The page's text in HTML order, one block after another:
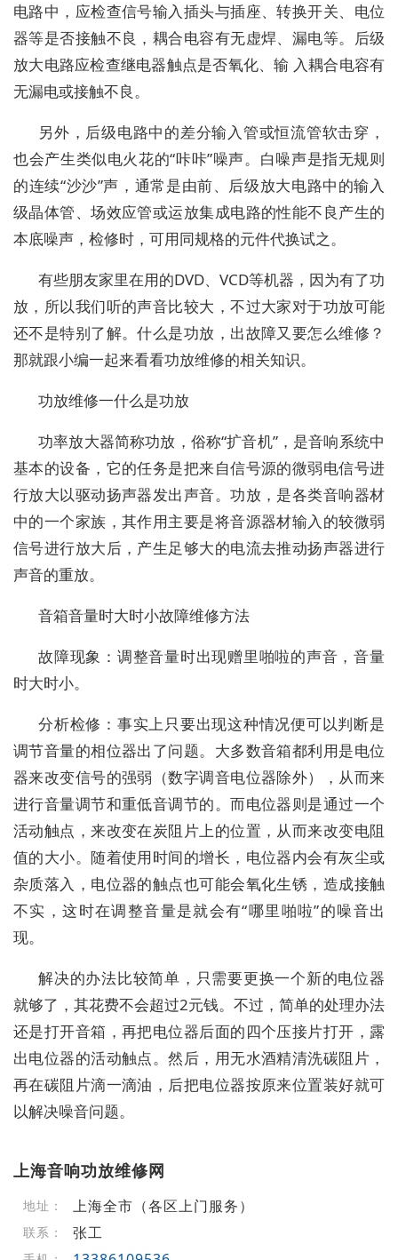
电路中，应检查信号输入插头与插座、转换开关、电位
器等是否接触不良，耦合电容有无虚焊、漏电等。后级
放大电路应检查继电器触点是否氧化、输 入耦合电容有
无漏电或接触不良。
另外，后级电路中的差分输入管或恒流管软击穿，
也会产生类似电火花的“咔咔”噪声。白噪声是指无规则
的连续“沙沙”声，通常是由前、后级放大电路中的输入
级晶体管、场效应管或运放集成电路的性能不良产生的
本底噪声，检修时，可用同规格的元件代换试之。
有些朋友家里在用的DVD、VCD等机器，因为有了功
放，所以我们听的声音比较大，不过大家对于功放可能
还不是特别了解。什么是功放，出故障又要怎么维修？
那就跟小编一起来看看功放维修的相关知识。
功放维修一什么是功放
功率放大器简称功放，俗称“扩音机”，是音响系统中
基本的设备，它的任务是把来自信号源的微弱电信号进
行放大以驱动扬声器发出声音。功放，是各类音响器材
中的一个家族，其作用主要是将音源器材输入的较微弱
信号进行放大后，产生足够大的电流去推动扬声器进行
声音的重放。
音箱音量时大时小故障维修方法
故障现象：调整音量时出现赠里啪啦的声音，音量
时大时小。
分析检修：事实上只要出现这种情况便可以判断是
调节音量的相位器出了问题。大多数音箱都利用是电位
器来改变信号的强弱（数字调音电位器除外），从而来
进行音量调节和重低音调节的。而电位器则是通过一个
活动触点，来改变在炭阻片上的位置，从而来改变电阻
值的大小。随着使用时间的增长，电位器内会有灰尘或
杂质落入，电位器的触点也可能会氧化生锈，造成接触
不实，这时在调整音量是就会有“哪里啪啦”的噪音出
现。
解决的办法比较简单，只需要更换一个新的电位器
就够了，其花费不会超过2元钱。不过，简单的处理办法
还是打开音箱，再把电位器后面的四个压接片打开，露
出电位器的活动触点。然后，用无水酒精清洗碳阻片，
再在碳阻片滴一滴油，后把电位器按原来位置装好就可
以解决噪音问题。
上海音响功放维修网
地址： 上海全市（各区上门服务）
联系： 张工